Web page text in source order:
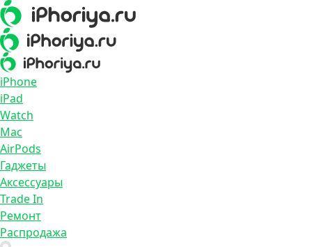
iPhone
iPad
Watch
Mac
AirPods
Гаджеты
Аксессуары
Trade In
Ремонт
Распродажа